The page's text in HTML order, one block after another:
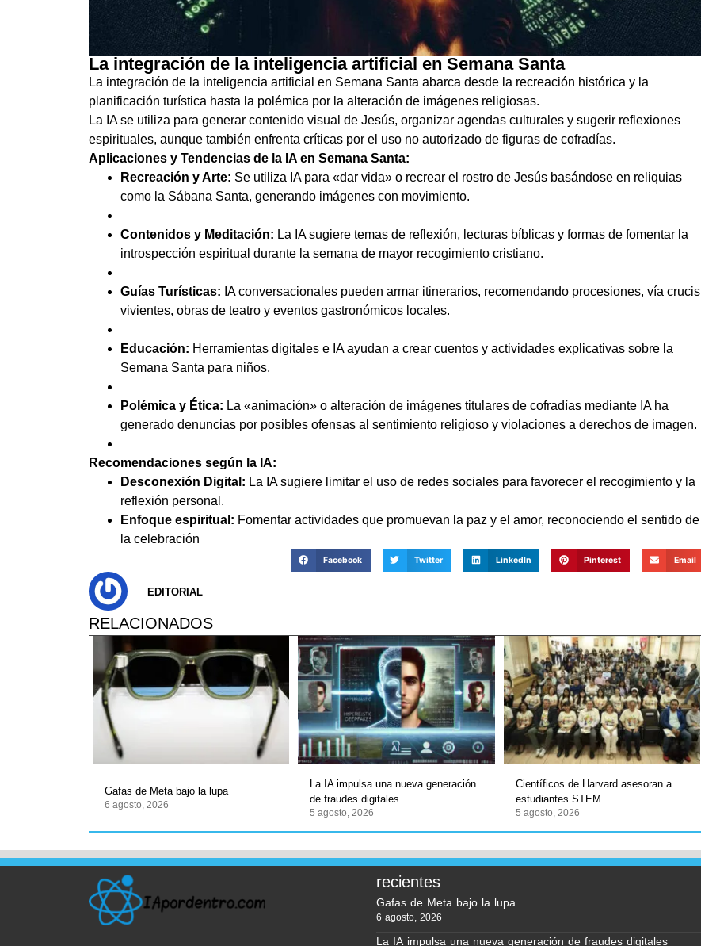
La integración de la inteligencia artificial en Semana Santa
La integración de la inteligencia artificial en Semana Santa abarca desde la recreación histórica y la
planificación turística hasta la polémica por la alteración de imágenes religiosas.
La IA se utiliza para generar contenido visual de Jesús, organizar agendas culturales y sugerir reflexiones
espirituales, aunque también enfrenta críticas por el uso no autorizado de figuras de cofradías.
Aplicaciones y Tendencias de la IA en Semana Santa:
Recreación y Arte: Se utiliza IA para «dar vida» o recrear el rostro de Jesús basándose en reliquias
como la Sábana Santa, generando imágenes con movimiento.
Contenidos y Meditación: La IA sugiere temas de reflexión, lecturas bíblicas y formas de fomentar la
introspección espiritual durante la semana de mayor recogimiento cristiano.
Guías Turísticas: IA conversacionales pueden armar itinerarios, recomendando procesiones, vía crucis
vivientes, obras de teatro y eventos gastronómicos locales.
Educación: Herramientas digitales e IA ayudan a crear cuentos y actividades explicativas sobre la
Semana Santa para niños.
Polémica y Ética: La «animación» o alteración de imágenes titulares de cofradías mediante IA ha
generado denuncias por posibles ofensas al sentimiento religioso y violaciones a derechos de imagen.
Recomendaciones según la IA:
Desconexión Digital: La IA sugiere limitar el uso de redes sociales para favorecer el recogimiento y la
reflexión personal.
Enfoque espiritual: Fomentar actividades que promuevan la paz y el amor, reconociendo el sentido de
la celebración
Facebook Twitter LinkedIn Pinterest Email
EDITORIAL
RELACIONADOS
Gafas de Meta bajo la lupa
6 agosto, 2026
La IA impulsa una nueva generación
de fraudes digitales
5 agosto, 2026
Científicos de Harvard asesoran a
estudiantes STEM
5 agosto, 2026
recientes
Gafas de Meta bajo la lupa
6 agosto, 2026
La IA impulsa una nueva generación de fraudes digitales